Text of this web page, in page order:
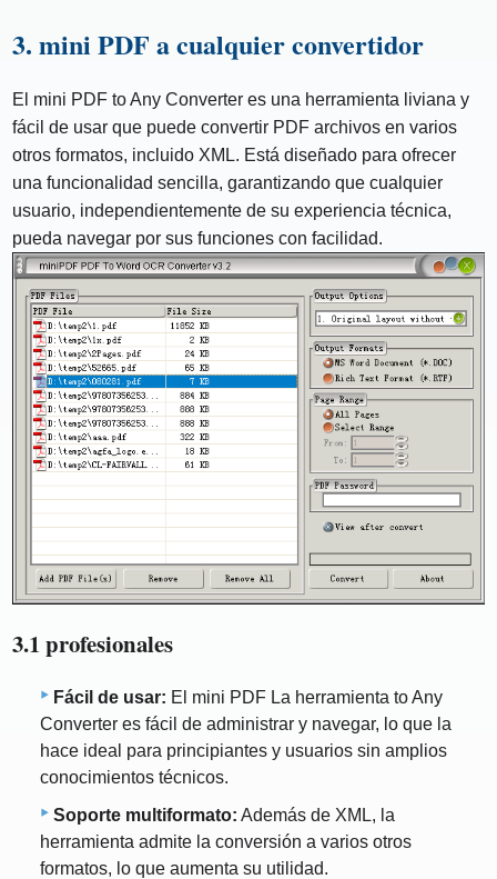
3. mini PDF a cualquier convertidor
El mini PDF to Any Converter es una herramienta liviana y
fácil de usar que puede convertir PDF archivos en varios
otros formatos, incluido XML. Está diseñado para ofrecer
una funcionalidad sencilla, garantizando que cualquier
usuario, independientemente de su experiencia técnica,
pueda navegar por sus funciones con facilidad.
3.1 profesionales
Fácil de usar: El mini PDF La herramienta to Any
Converter es fácil de administrar y navegar, lo que la
hace ideal para principiantes y usuarios sin amplios
conocimientos técnicos.
Soporte multiformato: Además de XML, la
herramienta admite la conversión a varios otros
formatos, lo que aumenta su utilidad.